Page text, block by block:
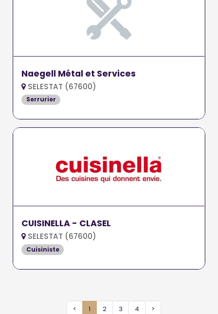
Naegell Métal et Services
SELESTAT (67600)
Serrurier
CUISINELLA - CLASEL
SELESTAT (67600)
Cuisiniste
< 1 2 3 4 >